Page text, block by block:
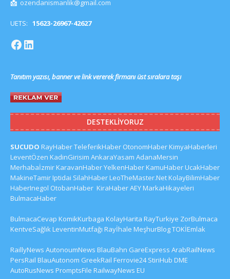
📩 ozendanismanlik@gmail.com
UETS: 15623-26967-42627
Tanıtım yazısı, banner ve link vererek firmanı üst sıralara taşı
DESTEKLIYORUZ
SUCUDO RayHaberTeleferikHaber OtonomHaberKimyaHaberleri
LeventÖzen KadinGirisim AnkaraYasam AdanaMersin
MerhabaİzmirKaravanHaberYelkenHaberKamuHaberUcakHaber
MakineTamirIptidai SilahHaberLeoTheMaster.NetKolayBilimHaber
HaberInegol OtobanHaber KiraHaberAEYMarkaHikayeleri
BulmacaHaber
BulmacaCevap KomikKurbaga KolayHarita RayTurkiye ZorBulmaca
KentveSağlıkLeventinMutfağı Rayİhale MeşhurBlogTOKİEmlak
RaillyNews AutonoumNews BlauBahn GareExpress ArabRailNews
PersRail BlauAutonom GreekRail Ferrovie24 StiriHub DME
AutoRusNews PromptsFile RailwayNews EU